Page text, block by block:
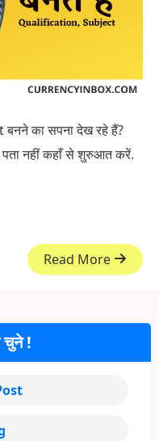
का सपना देख रहे हैं?
पता नहीं कहाँ से शुरुआत करें.
Read More
चुने !